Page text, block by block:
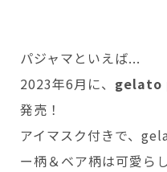
パジャマといえば...
2023年6月に、 gelato
発売！
アイマスク付きで、
ー柄＆ベア柄は可愛ら